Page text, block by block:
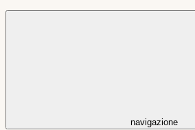
navigazione